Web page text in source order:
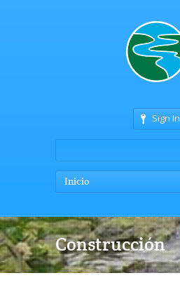
Sign In
Inicio
Construcción